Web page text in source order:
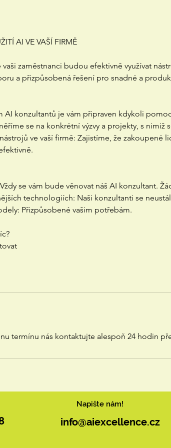
AI VE VAŠÍ FIRMĚ
zaměstnanci budou efektivně využívat
a přizpůsobená řešení pro snadné a
AI konzultantů je vám připraven kdykoli
se na konkrétní výzvy a projekty, s nimiž
ve vaší firmě: Zajistíme, že zakoupené
se vám bude věnovat náš AI konzultant.
technologiích: Naši konzultanti se
Přizpůsobené vašim potřebám.
termínu nás kontaktujte alespoň 24 hodin
Napište nám!
info@aiexcellence.cz